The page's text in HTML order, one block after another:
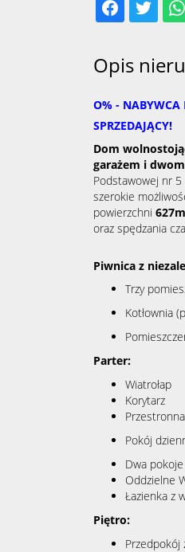
Opis
O% - NABYWCA
SPRZEDAJĄCY!
Dom
garażem i
Podstawowej nr 5
szerokie
powierzchni 627m
oraz spędzania
Piwnica z
Trzy
Kotłownia
Parter:
Wiatrołap
Korytarz
Pokój
Dwa pokoje
Oddzielne
Łazienka z
Piętro:
Przedpokój